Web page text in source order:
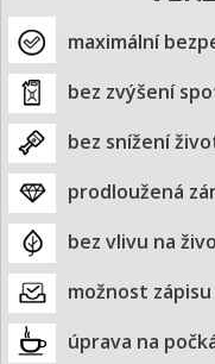
maximální
bez zvýšení
bez snížení
prodloužená
bez vlivu na
možnost zápisu
úprava na